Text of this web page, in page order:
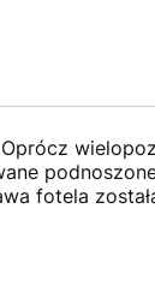
fotela